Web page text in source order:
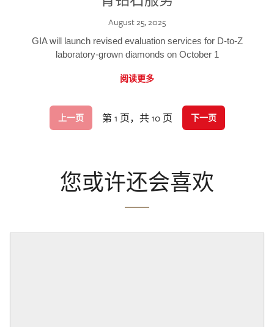
August 25, 2025
GIA will launch revised evaluation services for D-to-Z
laboratory-grown diamonds on October 1
阅读更多
上一页 第 1 页，共 10 页 下一页
您或许还会喜欢